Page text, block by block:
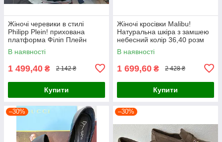
Жіночі черевики в стилі
Philipp Plein! прихована
платформа Філіп Плейн
шкіра нікель 36 розм
В наявності
1 499,40 ₴ 2 142 ₴
Купити
Жіночі кросівки Malibu!
Натуральна шкіра з замшею
небесний колір 36,40 розм
В наявності
1 699,60 ₴ 2 428 ₴
Купити
–30% –30%